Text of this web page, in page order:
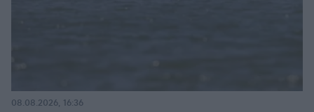
08.08.2026, 16:36